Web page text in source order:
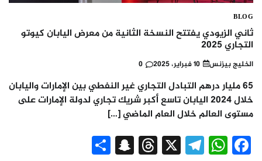
BLOG
ثاني الزيودي يفتتح النسخة الثانية من معرض اليابان كيوتو
التجاري 2025
الخليج بيزنس 10 فبراير، 2025 0
65 مليار درهم التبادل التجاري غير النفطي بين الإمارات واليابان
خلال 2024 اليابان تاسع أكبر شريك تجاري لدولة الإمارات على
مستوى العالم خلال العام الماضي […]
Facebook
WhatsApp
Telegram
X
Threads
Snapchat
Share